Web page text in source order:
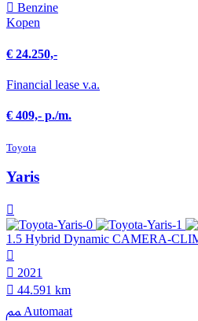
Benzine
Kopen
€ 24.250,-
Financial lease v.a.
€ 409,- p./m.
Toyota
Yaris
1.5 Hybrid Dynamic CAMERA-
2021
44.591 km
Automaat